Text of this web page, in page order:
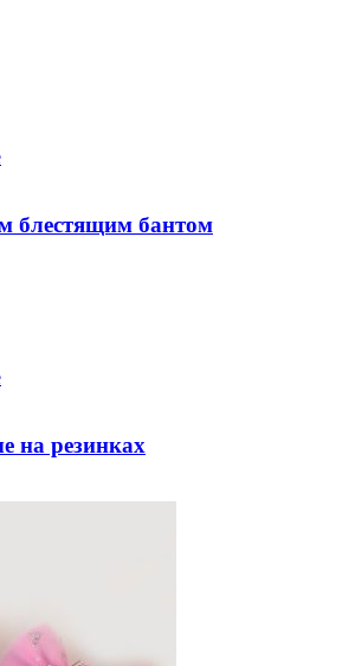
блестящим бантом
на резинках